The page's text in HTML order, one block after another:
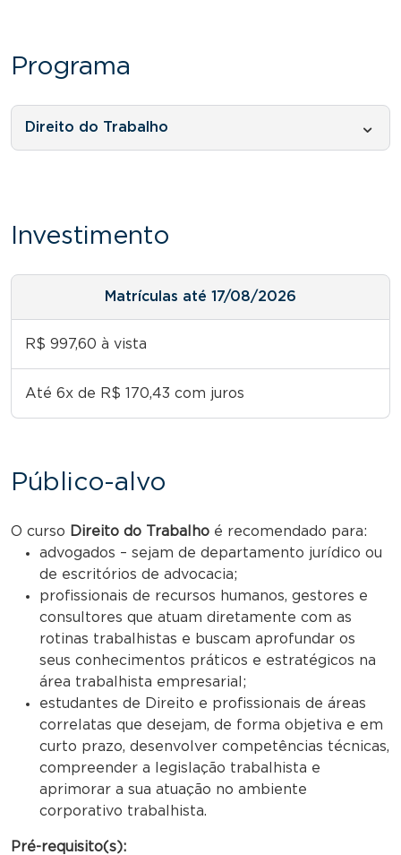
Programa
Direito do Trabalho
Investimento
Matrículas até 17/08/2026
R$ 997,60 à vista
Até 6x de R$ 170,43 com juros
Público-alvo
O curso Direito do Trabalho é recomendado para:
advogados – sejam de departamento jurídico ou
de escritórios de advocacia;
profissionais de recursos humanos, gestores e
consultores que atuam diretamente com as
rotinas trabalhistas e buscam aprofundar os
seus conhecimentos práticos e estratégicos na
área trabalhista empresarial;
estudantes de Direito e profissionais de áreas
correlatas que desejam, de forma objetiva e em
curto prazo, desenvolver competências técnicas,
compreender a legislação trabalhista e
aprimorar a sua atuação no ambiente
corporativo trabalhista.
Pré-requisito(s):